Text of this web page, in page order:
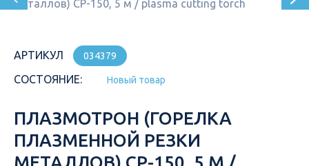
АРТИКУЛ 034379
СОСТОЯНИЕ: Новый товар
ПЛАЗМОТРОН (ГОРЕЛКА
ПЛАЗМЕННОЙ РЕЗКИ